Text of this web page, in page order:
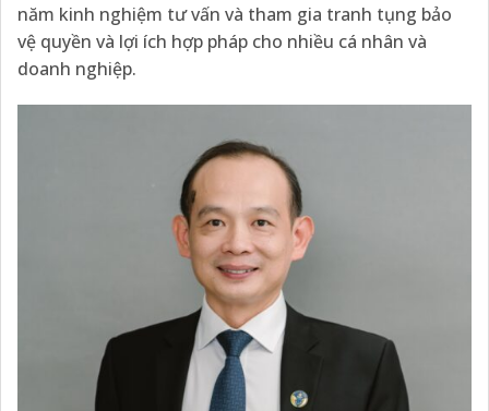
năm kinh nghiệm tư vấn và tham gia tranh tụng bảo
vệ quyền và lợi ích hợp pháp cho nhiều cá nhân và
doanh nghiệp.